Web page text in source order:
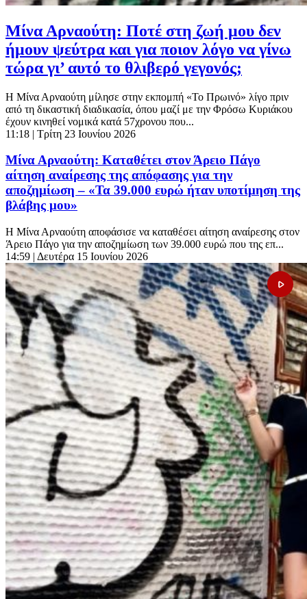
Μίνα Αρναούτη: Ποτέ στη ζωή μου δεν
ήμουν ψεύτρα και για ποιον λόγο να γίνω
τώρα γι’ αυτό το θλιβερό γεγονός;
Η Μίνα Αρναούτη μίλησε στην εκπομπή «Το Πρωινό» λίγο πριν
από τη δικαστική διαδικασία, όπου μαζί με την Φρόσω Κυριάκου
έχουν κινηθεί νομικά κατά 57χρονου που...
11:18 | Τρίτη 23 Ιουνίου 2026
Μίνα Αρναούτη: Καταθέτει στον Άρειο Πάγο
αίτηση αναίρεσης της απόφασης για την
αποζημίωση – «Τα 39.000 ευρώ ήταν υποτίμηση της
βλάβης μου»
Η Μίνα Αρναούτη αποφάσισε να καταθέσει αίτηση αναίρεσης στον
Άρειο Πάγο για την αποζημίωση των 39.000 ευρώ που της επ...
14:59 | Δευτέρα 15 Ιουνίου 2026